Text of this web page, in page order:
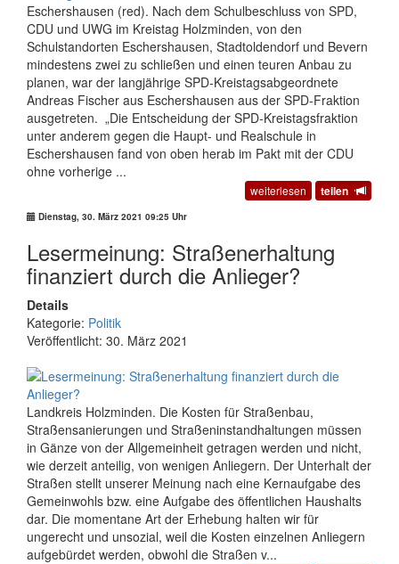
Eschershausen (red). Nach dem Schulbeschluss von SPD,
CDU und UWG im Kreistag Holzminden, von den
Schulstandorten Eschershausen, Stadtoldendorf und Bevern
mindestens zwei zu schließen und einen teuren Anbau zu
planen, war der langjährige SPD-Kreistagsabgeordnete
Andreas Fischer aus Eschershausen aus der SPD-Fraktion
ausgetreten. „Die Entscheidung der SPD-Kreistagsfraktion
unter anderem gegen die Haupt- und Realschule in
Eschershausen fand von oben herab im Pakt mit der CDU
ohne vorherige ...
weiterlesen teilen
Dienstag, 30. März 2021 09:25 Uhr
Lesermeinung: Straßenerhaltung
finanziert durch die Anlieger?
Details
Kategorie: Politik
Veröffentlicht: 30. März 2021
Landkreis Holzminden. Die Kosten für Straßenbau,
Straßensanierungen und Straßeninstandhaltungen müssen
in Gänze von der Allgemeinheit getragen werden und nicht,
wie derzeit anteilig, von wenigen Anliegern. Der Unterhalt der
Straßen stellt unserer Meinung nach eine Kernaufgabe des
Gemeinwohls bzw. eine Aufgabe des öffentlichen Haushalts
dar. Die momentane Art der Erhebung halten wir für
ungerecht und unsozial, weil die Kosten einzelnen Anliegern
aufgebürdet werden, obwohl die Straßen v...